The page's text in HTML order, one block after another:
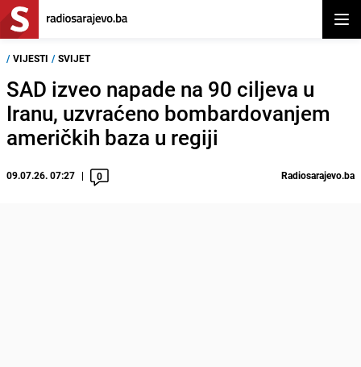
/ VIJESTI / SVIJET
SAD izveo napade na 90 ciljeva u
Iranu, uzvraćeno bombardovanjem
američkih baza u regiji
09.07.26. 07:27 0 Radiosarajevo.ba